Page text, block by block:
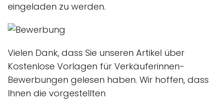
eingeladen zu werden.
Vielen Dank, dass Sie unseren Artikel über
Kostenlose Vorlagen für Verkäuferinnen-
Bewerbungen gelesen haben. Wir hoffen, dass
Ihnen die vorgestellten